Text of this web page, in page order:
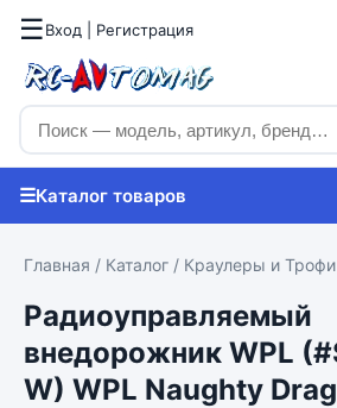
☰Вход | Регистрация
☰Каталог товаров
Главная / Каталог / Краулеры и Трофи
Радиоуправляемый
внедорожник WPL
W) WPL Naughty